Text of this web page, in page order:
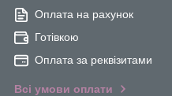
Оплата на рахунок
Готівкою
Оплата за реквізитами
Всі умови оплати